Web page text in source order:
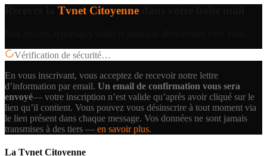
Tvnet Citoyenne
Vérification de sécurité…
En vous inscrivant, vous acceptez de recevoir notre lettre
d’information par email. Un email de confirmation vous sera
envoyé— votre inscription n’est valide qu’après avoir cliqué sur le
lien qu’il contient. Vous pouvez vous désinscrire à tout moment via
le lien présent dans chaque message. Vos données ne sont jamais
transmises à des tiers — en savoir plus.
La Tvnet Citoyenne